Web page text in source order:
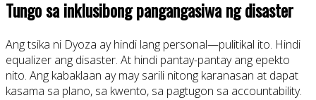
Tungo sa inklusibong pangangasiwa ng disaster
Ang tsika ni Dyoza ay hindi lang personal—pulitikal ito. Hindi
equalizer ang disaster. At hindi pantay-pantay ang epekto
nito. Ang kabaklaan ay may sarili nitong karanasan at dapat
kasama sa plano, sa kwento, sa pagtugon sa accountability.